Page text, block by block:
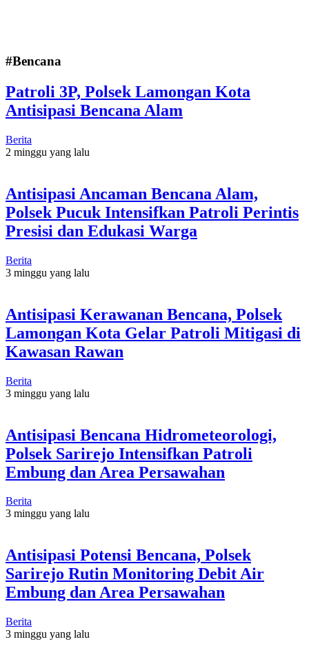
#Bencana
Patroli 3P, Polsek Lamongan Kota
Antisipasi Bencana Alam
Berita
2 minggu yang lalu
Antisipasi Ancaman Bencana Alam,
Polsek Pucuk Intensifkan Patroli Perintis
Presisi dan Edukasi Warga
Berita
3 minggu yang lalu
Antisipasi Kerawanan Bencana, Polsek
Lamongan Kota Gelar Patroli Mitigasi di
Kawasan Rawan
Berita
3 minggu yang lalu
Antisipasi Bencana Hidrometeorologi,
Polsek Sarirejo Intensifkan Patroli
Embung dan Area Persawahan
Berita
3 minggu yang lalu
Antisipasi Potensi Bencana, Polsek
Sarirejo Rutin Monitoring Debit Air
Embung dan Area Persawahan
Berita
3 minggu yang lalu